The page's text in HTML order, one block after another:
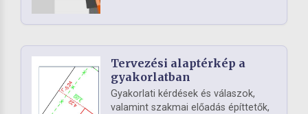
Tervezési alaptérkép a
gyakorlatban
Gyakorlati kérdések és válaszok,
valamint szakmai előadás építtetők,